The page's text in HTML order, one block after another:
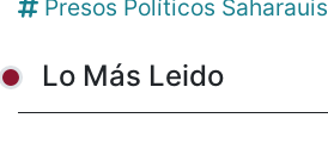
Presos Políticos Saharauis
Lo Más Leido